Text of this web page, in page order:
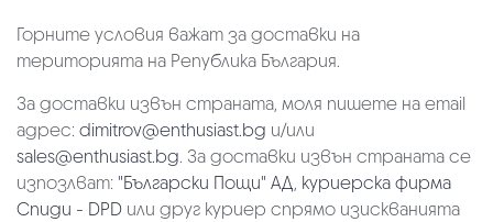
Горните условия важат за доставки на
територията на Република България.
За доставки извън страната, моля пишете на email
адрес: dimitrov@enthusiast.bg и/или
sales@enthusiast.bg. За доставки извън страната се
изпозлват: "Български Пощи" АД, куриерска фирма
Спиди - DPD или друг куриер спрямо изискванията